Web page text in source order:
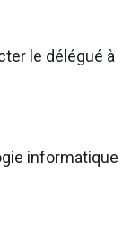
le délégué à
informatique